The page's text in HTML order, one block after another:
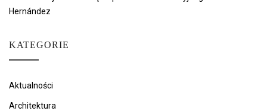
Hernández
KATEGORIE
Aktualności
Architektura